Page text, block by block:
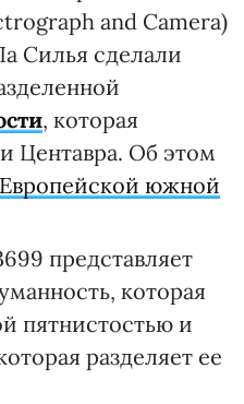
and Camera)
Силья сделали
, которая
Центавра. Об этом
Европейской южной
представляет
которая
пятнистостью и
разделяет ее